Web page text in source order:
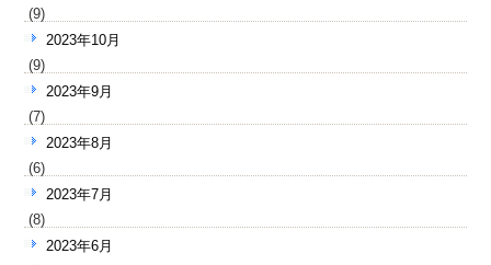
(9)
2023年10月
(9)
2023年9月
(7)
2023年8月
(6)
2023年7月
(8)
2023年6月